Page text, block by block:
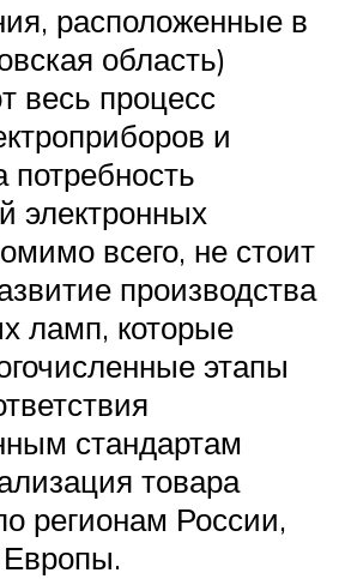
расположенные в
область)
весь процесс
и
потребность
электронных
всего, не стоит
производства
ламп, которые
этапы
стандартам
товара
регионам России,